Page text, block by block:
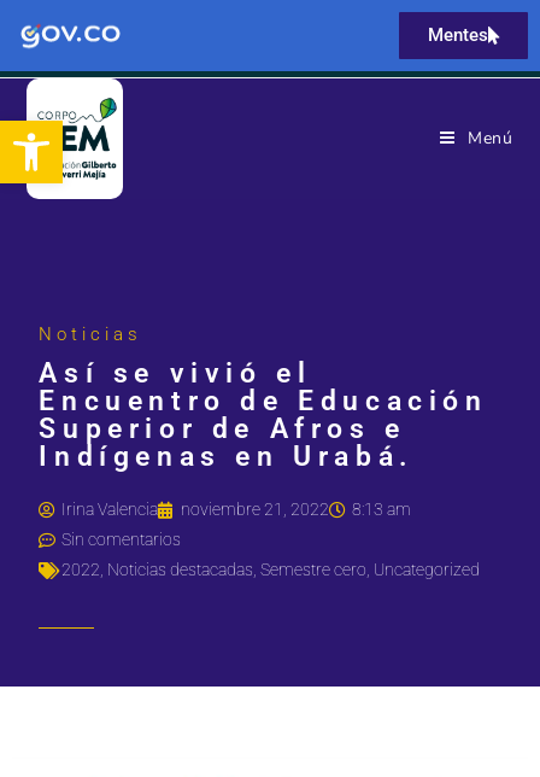
Abrir barra de herramientas
Mentes
Menú
Noticias
Así se vivió el
Encuentro de Educación
Superior de Afros e
Indígenas en Urabá.
Irina Valencia noviembre 21, 2022
8:13 am
Sin comentarios
2022, Noticias destacadas,Semestre cero, Uncategorized